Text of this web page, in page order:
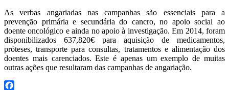
As verbas angariadas nas campanhas são essenciais para a
prevenção primária e secundária do cancro, no apoio social ao
doente oncológico e ainda no apoio à investigação. Em 2014, foram
disponibilizados 637,820€ para aquisição de medicamentos,
próteses, transporte para consultas, tratamentos e alimentação dos
doentes mais carenciados. Este é apenas um exemplo de muitas
outras ações que resultaram das campanhas de angariação.